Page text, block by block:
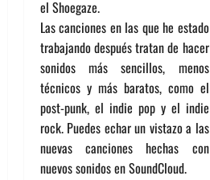
el Shoegaze.
Las canciones en las que he estado
trabajando después tratan de hacer
sonidos más sencillos, menos
técnicos y más baratos, como el
post-punk, el indie pop y el indie
rock. Puedes echar un vistazo a las
nuevas canciones hechas con
nuevos sonidos en SoundCloud.